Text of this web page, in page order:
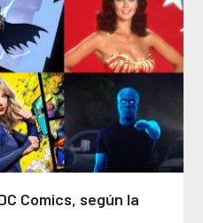
Comics, según la